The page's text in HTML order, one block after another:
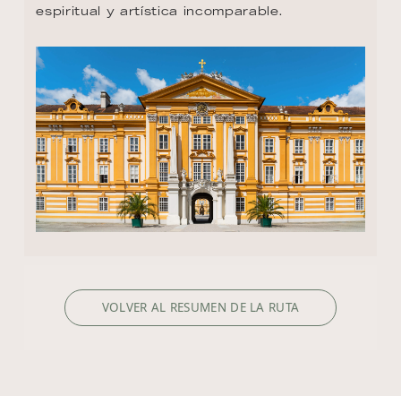
espiritual y artística incomparable.
VOLVER AL RESUMEN DE LA RUTA